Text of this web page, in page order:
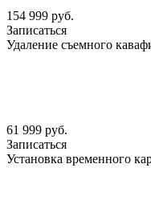
154 999 руб.
Записаться
Удаление съемного
61 999 руб.
Записаться
Установка временного